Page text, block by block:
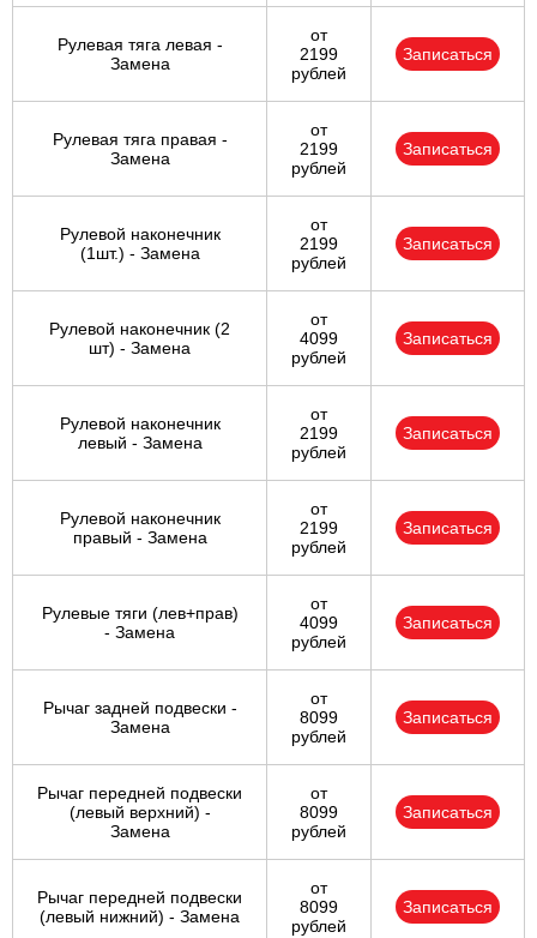
Рулевая тяга левая -
Замена
от
2199
рублей
Записаться
Рулевая тяга правая -
Замена
от
2199
рублей
Записаться
Рулевой наконечник
(1шт.) - Замена
от
2199
рублей
Записаться
Рулевой наконечник (2
шт) - Замена
от
4099
рублей
Записаться
Рулевой наконечник
левый - Замена
от
2199
рублей
Записаться
Рулевой наконечник
правый - Замена
от
2199
рублей
Записаться
Рулевые тяги (лев+прав)
- Замена
от
4099
рублей
Записаться
Рычаг задней подвески -
Замена
от
8099
рублей
Записаться
Рычаг передней подвески
(левый верхний) -
Замена
от
8099
рублей
Записаться
Рычаг передней подвески
(левый нижний) - Замена
от
8099
рублей
Записаться